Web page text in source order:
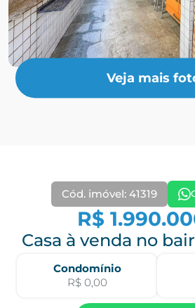
Veja mais
Cód. imóvel: 41319
R$
Casa à venda no
Condomínio
R$ 0,00